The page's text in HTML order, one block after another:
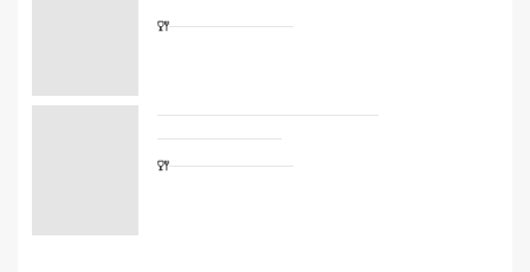
Сетевые отели Турции
Сетевые отели ОАЭ
Сетевые отели Таиланда
Сетевые отели Шри Ланки